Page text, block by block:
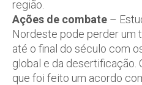
região.
Ações de combate –
Nordeste pode perder um
até o final do século com
global e da desertificação.
que foi feito um acordo